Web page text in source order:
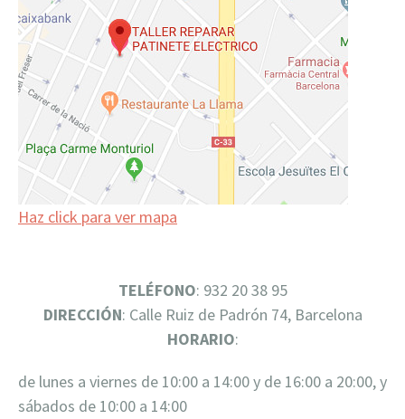
Haz click para ver mapa
TELÉFONO: 932 20 38 95
DIRECCIÓN: Calle Ruiz de Padrón 74, Barcelona
HORARIO:
de lunes a viernes de 10:00 a 14:00 y de 16:00 a 20:00, y
sábados de 10:00 a 14:00